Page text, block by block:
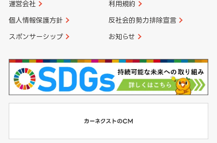
運営会社 利用規約
個人情報保護方針 反社会的勢力排除宣言
スポンサーシップ お知らせ